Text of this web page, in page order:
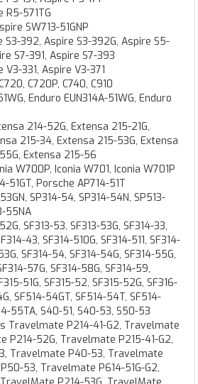
571TG
SW713-51GNP
392, Aspire S3-392G, Aspire S5-
S7-391, Aspire S7-393
331, Aspire V3-371
C720P, C740, C910
Enduro EUN314A-51WG, Enduro
214-52G, Extensa 215-21G,
215-34, Extensa 215-53G, Extensa
Extensa 215-56
W700P, Iconia W701, Iconia W701P
51GT, Porsche AP714-51T
SP314-54, SP314-54N, SP513-
55NA
SF313-53, SF313-53G, SF314-33,
43, SF314-510G, SF314-511, SF314-
SF314-54, SF314-54G, SF314-55G,
57G, SF314-58G, SF314-59,
51G, SF315-52, SF315-52G, SF316-
SF514-54GT, SF514-54T, SF514-
55TA, S40-51, S40-53, S50-53
Travelmate P214-41-G2, Travelmate
P214-52G, Travelmate P215-41-G2,
Travelmate P40-53, Travelmate
53, Travelmate P614-51G-G2,